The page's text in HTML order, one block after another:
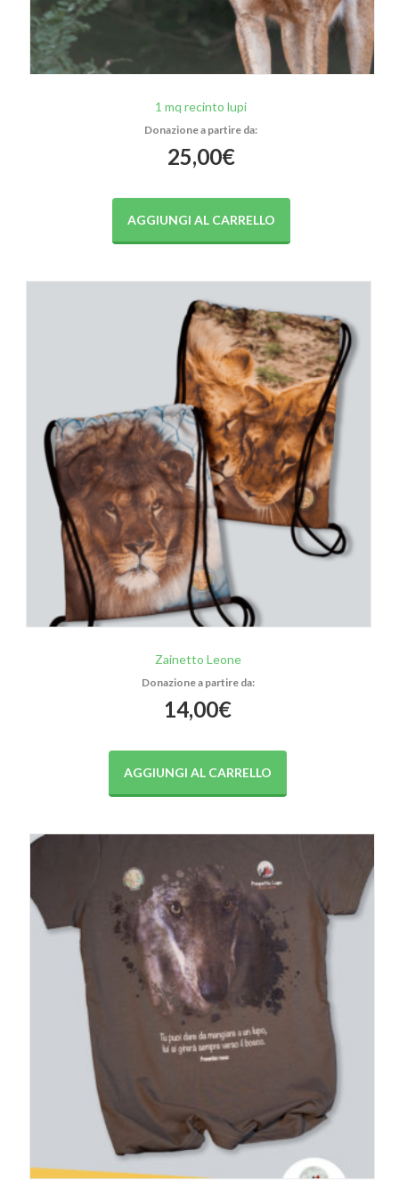
1 mq recinto lupi
25,00€
AGGIUNGI AL CARRELLO
Zainetto Leone
14,00€
AGGIUNGI AL CARRELLO